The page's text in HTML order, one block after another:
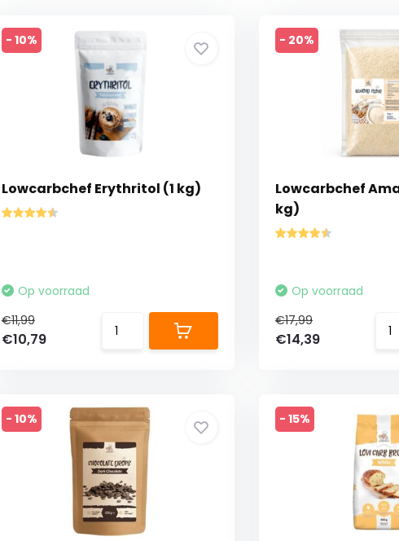
- 10%
Lowcarbchef Erythritol (1 kg)
Op voorraad
€11,99
€10,79
- 20%
Lowcarbchef
kg)
Op voorraad
€17,99
€14,39
- 10% - 15%